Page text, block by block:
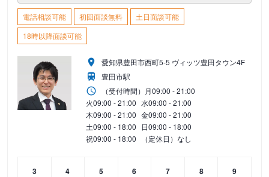
電話相談可能 初回面談無料
土日面談可能
18時以降面談可能
愛知県豊田市西町5-5 ヴィッツ豊田タウン4F
豊田市駅
（受付時間） 月09:00 - 21:00
火09:00 - 21:00 水09:00 - 21:00
木09:00 - 21:00 金09:00 - 21:00
土09:00 - 18:00 日09:00 - 18:00
祝09:00 - 18:00 （定休日）なし
3
4
5
6
7
8
9